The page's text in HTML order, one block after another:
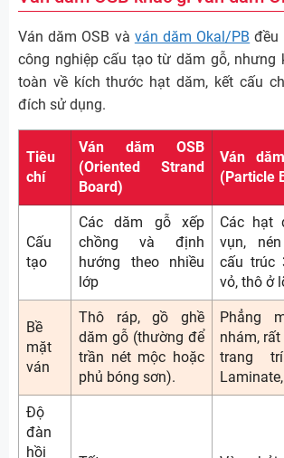
Ván dăm OSB và ván dăm Okal/PB đều
công nghiệp cấu tạo từ dăm gỗ, nhưng
toàn về kích thước hạt dăm, kết cấu
đích sử dụng.
Tiêu
chí
Ván dăm OSB
(Oriented Strand
Board)
Ván
(Particle
Cấu
tạo
Các dăm gỗ xếp
chồng và định
hướng theo nhiều
lớp
Các hạt
vụn,
cấu trúc
vỏ, thô ở
Bề
mặt
ván
Thô ráp, gồ ghề
dăm gỗ (thường để
trần nét mộc hoặc
phủ bóng sơn).
Phẳng
nhám,
trang trí
Độ
đàn
hồi